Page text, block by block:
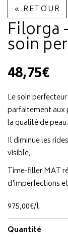
« RETOUR
Filorga
soin
48,75€
Le soin
parfaitement aux
la qualité de peau.
Il diminue les
visible,.
Time-filler MAT
d'imperfections
975,00€/l.
Quantité